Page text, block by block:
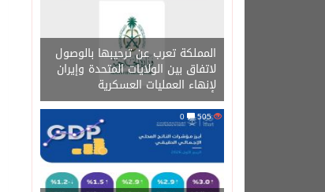
المملكة تعرب عن ترحيبها بالوصول
لاتفاق بين الولايات المتحدة وإيران
لإنهاء العمليات العسكرية
505